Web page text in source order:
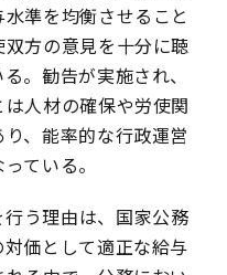
準を均衡させること
双方の意見を十分に聴
。勧告が実施され、
人材の確保や労使関
、能率的な行政運営
ている。
う理由は、国家公務
価として適正な給与